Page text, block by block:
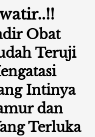
Obat
Teruji
Intinya
dan
Terluka